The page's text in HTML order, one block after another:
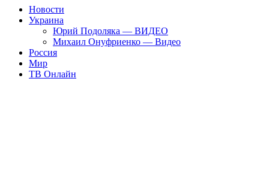
Новости
Украина
Юрий Подоляка — ВИДЕО
Михаил Онуфриенко — Видео
Россия
Мир
ТВ Онлайн